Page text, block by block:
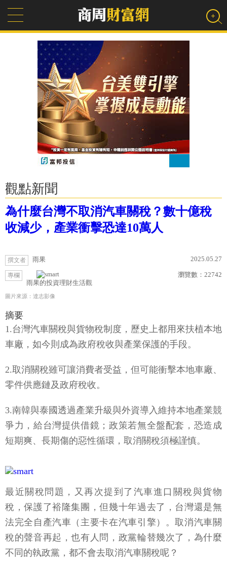
觀點新聞
為什麼台灣不取消汽車關稅？數十億稅
收減少，產業衝擊恐達10萬人
撰文者 雨果 2025.05.27
專欄
雨果的投資理財生活觀
瀏覽數： 22742
圖片來源：達志影像
摘要
1.台灣汽車關稅與貨物稅制度，歷史上都用來扶植本地
車廠，如今則成為政府稅收與產業保護的手段。
2.取消關稅雖可讓消費者受益，但可能衝擊本地車廠、
零件供應鏈及政府稅收。
3.南韓與泰國透過產業升級與外資導入維持本地產業競
爭力，給台灣提供借鏡；政策若無全盤配套，恐造成
短期爽、長期傷的惡性循環，取消關稅須極謹慎。
最近關稅問題，又再次提到了汽車進口關稅與貨物
稅，保護了裕隆集團，但幾十年過去了，台灣還是無
法完全自產汽車（主要卡在汽車引擎）。取消汽車關
稅的聲音再起，也有人問，政黨輪替幾次了，為什麼
不同的執政黨，都不會去取消汽車關稅呢？